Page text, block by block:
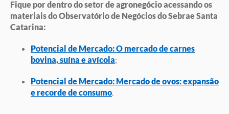
Fique por dentro do setor de agronegócio acessando os
materiais do Observatório de Negócios do Sebrae Santa
Catarina:
Potencial de Mercado: O mercado de carnes
bovina, suína e avícola;
Potencial de Mercado: Mercado de ovos: expansão
e recorde de consumo.